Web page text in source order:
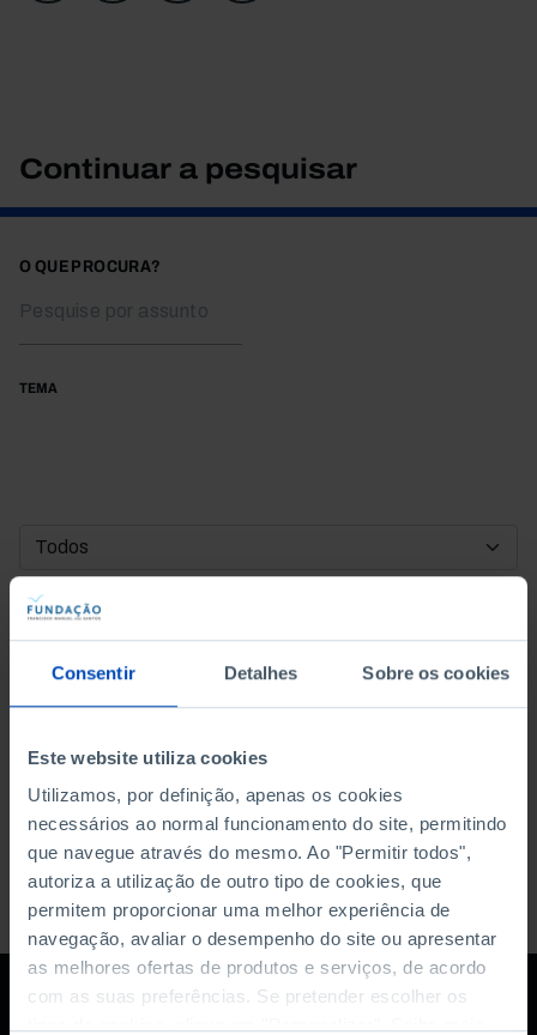
Consentir Detalhes Sobre os cookies
Este website utiliza cookies
Utilizamos, por definição, apenas os cookies
necessários ao normal funcionamento do site, permitindo
que navegue através do mesmo. Ao "Permitir todos",
autoriza a utilização de outro tipo de cookies, que
permitem proporcionar uma melhor experiência de
navegação, avaliar o desempenho do site ou apresentar
as melhores ofertas de produtos e serviços, de acordo
com as suas preferências. Se pretender escolher os
Continuar a pesquisar
O QUE PROCURA?
TEMA
DATA DE INÍCIO
DATA DE FIM